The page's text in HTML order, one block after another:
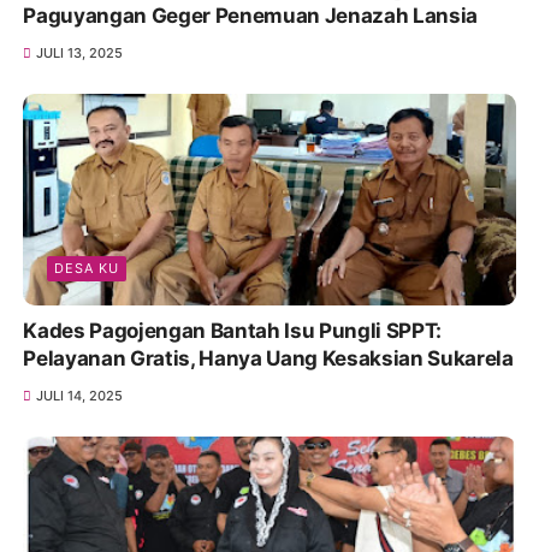
Paguyangan Geger Penemuan Jenazah Lansia
JULI 13, 2025
DESA KU
Kades Pagojengan Bantah Isu Pungli SPPT:
Pelayanan Gratis, Hanya Uang Kesaksian Sukarela
JULI 14, 2025